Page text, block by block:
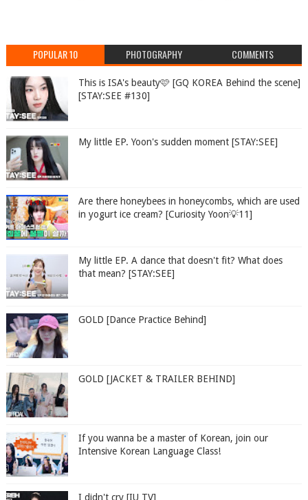
POPULAR 10 PHOTOGRAPHY COMMENTS
This is ISA's beauty🩷 [GQ KOREA Behind the scene]
[STAY:SEE #130]
My little EP. Yoon's sudden moment [STAY:SEE]
Are there honeybees in honeycombs, which are used
in yogurt ice cream? [Curiosity Yoon💡11]
My little EP. A dance that doesn't fit? What does
that mean? [STAY:SEE]
GOLD [Dance Practice Behind]
GOLD [JACKET & TRAILER BEHIND]
If you wanna be a master of Korean, join our
Intensive Korean Language Class!
I didn't cry [IU TV]